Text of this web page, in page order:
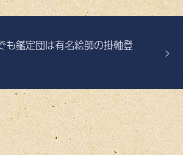
も鑑定団は有名絵師の掛軸登